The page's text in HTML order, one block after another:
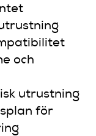
och
utrustning
för